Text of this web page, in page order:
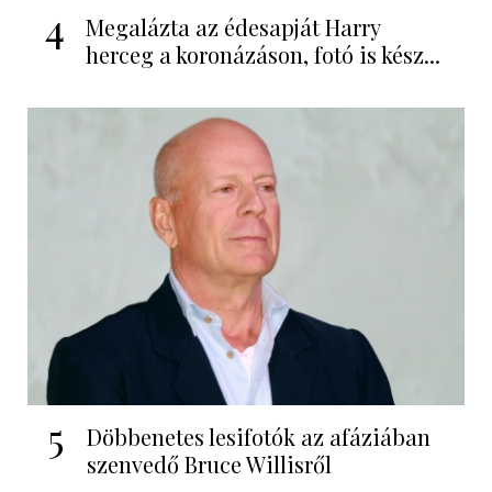
4
Megalázta az édesapját Harry
herceg a koronázáson, fotó is kész...
5
Döbbenetes lesifotók az afáziában
szenvedő Bruce Willisről